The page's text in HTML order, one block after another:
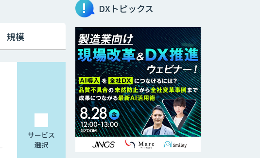
規模
サービス
選択
DXトピックス